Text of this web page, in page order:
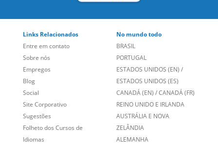
Links Relacionados
Entre em contato
Sobre nós
Empregos
Blog
Social
Site Corporativo
Sugestões
No mundo todo
BRASIL
PORTUGAL
ESTADOS UNIDOS (EN)/
ESTADOS UNIDOS (ES)
CANADÁ (EN) /CANADÁ (FR)
REINO UNIDO E IRLANDA
AUSTRÁLIA E NOVA